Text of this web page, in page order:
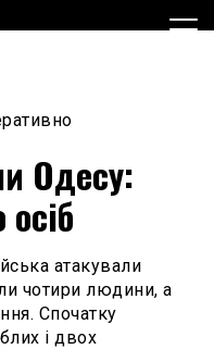
Одесу:
атакували
чотири людини, а
Спочатку
і двох